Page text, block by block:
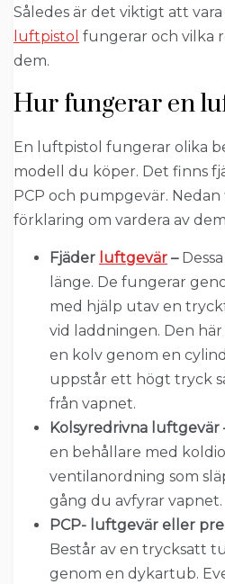
Således är det viktigt att
luftpistol fungerar och vilka
dem.
Hur fungerar en
En luftpistol fungerar olika
modell du köper. Det finns
PCP och pumpgevär.
förklaring om vardera av
Fjäder luftgevär –
länge. De fungerar
med hjälp utav en
vid laddningen. Den
en kolv genom en
uppstår ett högt tryck
från vapnet.
Kolsyredrivna luftgevär
en behållare med
ventilanordning som
gång du avfyrar vapnet.
PCP- luftgevär eller
Består av en trycksatt
genom en dykartub.